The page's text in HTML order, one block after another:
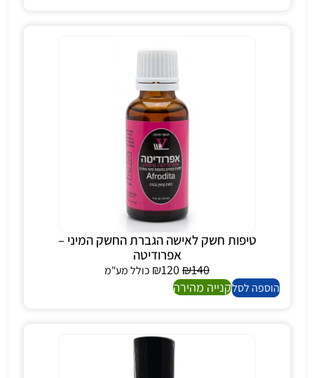
טיפות חשק לאישה הגברת החשק המיני –
אפרודיטה
₪140
₪120
כולל מע"מ
הוספה לסלקנייה מהירה